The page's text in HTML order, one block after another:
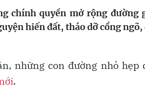
chính quyền mở rộng đường
hiến đất, tháo dỡ cổng ngõ,
những con đường nhỏ hẹp
.